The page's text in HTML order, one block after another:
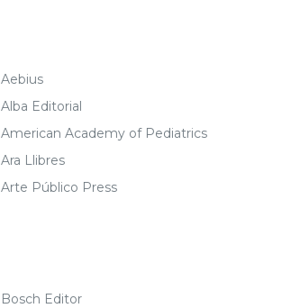
Aebius
Alba Editorial
American Academy of Pediatrics
Ara Llibres
Arte Público Press
Bosch Editor